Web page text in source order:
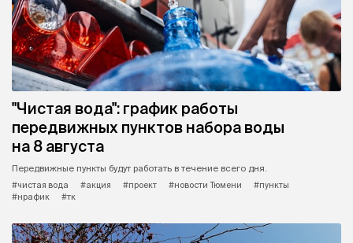
"Чистая вода": график работы
передвижных пунктов набора воды
на 8 августа
Передвижные пункты будут работать в течение всего дня.
#чистая вода
#акция #проект #новости Тюмени
#пункты
#нрафик
#тк